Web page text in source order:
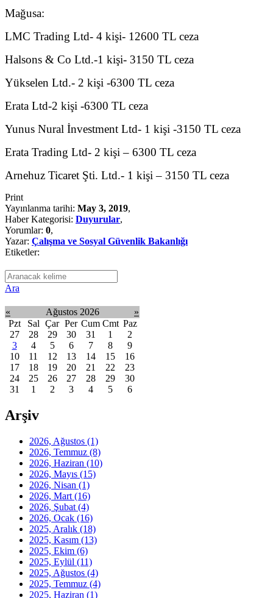
Mağusa:
LMC Trading Ltd- 4 kişi- 12600 TL ceza
Halsons & Co Ltd.-1 kişi- 3150 TL ceza
Yükselen Ltd.- 2 kişi -6300 TL ceza
Erata Ltd-2 kişi -6300 TL ceza
Yunus Nural İnvestment Ltd- 1 kişi -3150 TL ceza
Erata Trading Ltd- 2 kişi – 6300 TL ceza
Arnehuz Ticaret Şti. Ltd.- 1 kişi – 3150 TL ceza
Print
Yayınlanma tarihi: May 3, 2019,
Haber Kategorisi: Duyurular,
Yorumlar: 0,
Yazar: Çalışma ve Sosyal Güvenlik Bakanlığı
Etiketler:
Ara
« Ağustos 2026
»
Pzt
Sal Çar Per Cum Cmt Paz
27
28 29 30 31 1
2
3
4 5 6 7 8
9
10
11 12 13 14 15
16
17
18 19 20 21 22
23
24
25 26 27 28 29
30
31
1 2 3 4 5 6
Arşiv
2026, Ağustos (1)
2026, Temmuz (8)
2026, Haziran (10)
2026, Mayıs (15)
2026, Nisan (1)
2026, Mart (16)
2026, Şubat (4)
2026, Ocak (16)
2025, Aralık (18)
2025, Kasım (13)
2025, Ekim (6)
2025, Eylül (11)
2025, Ağustos (4)
2025, Temmuz (4)
2025, Haziran (1)